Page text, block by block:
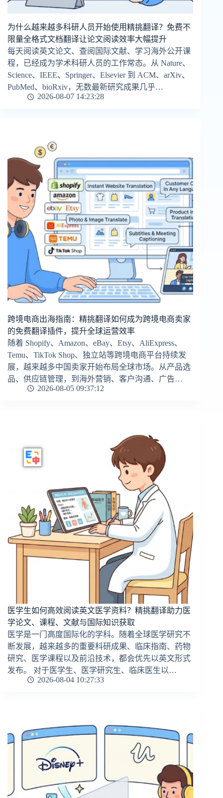
为什么越来越多科研人员开始使用精挑翻译？免费不
限量全格式文档翻译让论文阅读效率大幅提升
每天阅读英文论文、查阅国际文献、学习海外公开课
程，已经成为学术科研人员的工作常态。从 Nature、
Science、IEEE、Springer、Elsevier 到 ACM、arXiv、
PubMed、bioRxiv，无数最新研究成果几乎…
2026-08-07 14:23:28
跨境电商出海指南：精挑翻译如何成为跨境电商卖家
的免费翻译插件，提升全球运营效率
随着 Shopify、Amazon、eBay、Etsy、AliExpress、
Temu、TikTok Shop、独立站等跨境电商平台持续发
展，越来越多中国卖家开始布局全球市场。从产品选
品、供应链管理，到海外营销、客户沟通、广告…
2026-08-05 09:37:12
医学生如何高效阅读英文医学资料？精挑翻译助力医
学论文、课程、文献与国际知识获取
医学是一门高度国际化的学科。随着全球医学研究不
断发展，越来越多的重要科研成果、临床指南、药物
研究、医学课程以及前沿技术，都会优先以英文形式
发布。 对于医学生、医学研究生、临床医生以…
2026-08-04 10:27:33